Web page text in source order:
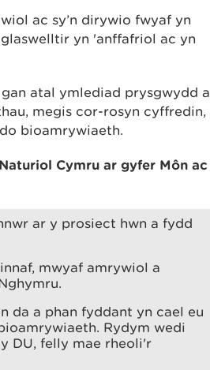
ac sy’n dirywio fwyaf yn
yn 'anffafriol ac yn
atal ymlediad prysgwydd a
megis cor-rosyn cyffredin,
bioamrywiaeth.
Cymru ar gyfer Môn ac
ar y prosiect hwn a fydd
mwyaf amrywiol a
da a phan fyddant yn cael eu
Rydym wedi
DU, felly mae rheoli'r